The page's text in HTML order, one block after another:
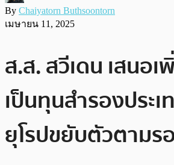
By Chaiyatorn Buthsoontorn
เมษายน 11, 2025
ส.ส. สวีเดน เสนอ
เป็นทุนสำรองประ
ยุโรปขยับตัวตามร